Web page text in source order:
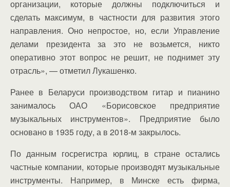
организации, которые должны подключиться и
сделать максимум, в частности для развития этого
направления. Оно непростое, но, если Управление
делами президента за это не возьмется, никто
оперативно этот вопрос не решит, не поднимет эту
отрасль», — отметил Лукашенко.
Ранее в Беларуси производством гитар и пианино
занималось ОАО «Борисовское предприятие
музыкальных инструментов». Предприятие было
основано в 1935 году, а в 2018-м закрылось.
По данным госрегистра юрлиц, в стране остались
частные компании, которые производят музыкальные
инструменты. Например, в Минске есть фирма,